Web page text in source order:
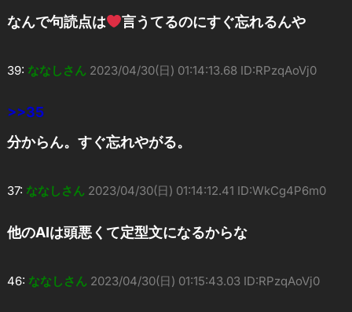
なんで句読点は 言うてるのにすぐ忘れるんや
39: ななしさん 2023/04/30(日) 01:14:13.68 ID:RPzqAoVj0
>>35
分からん。すぐ忘れやがる。
37: ななしさん 2023/04/30(日) 01:14:12.41 ID:WkCg4P6m0
他のAIは頭悪くて定型文になるからな
46: ななしさん 2023/04/30(日) 01:15:43.03 ID:RPzqAoVj0